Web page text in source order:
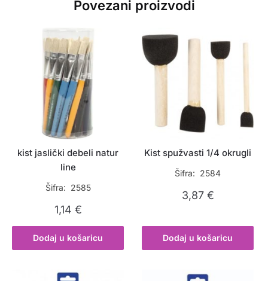
Povezani proizvodi
kist jaslički debeli natur
line
Šifra: 2585
1,14 €
Dodaj u košaricu
Kist spužvasti 1/4 okrugli
Šifra: 2584
3,87 €
Dodaj u košaricu